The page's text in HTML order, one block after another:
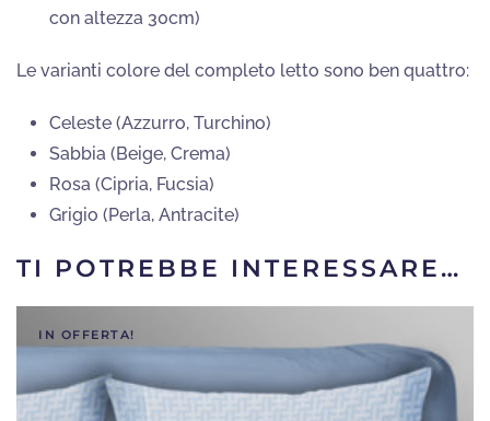
con altezza 30cm)
Le varianti colore del completo letto sono ben quattro:
Celeste (Azzurro, Turchino)
Sabbia (Beige, Crema)
Rosa (Cipria, Fucsia)
Grigio (Perla, Antracite)
TI POTREBBE INTERESSARE…
IN OFFERTA!